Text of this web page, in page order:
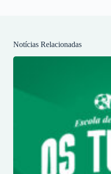
Notícias Relacionadas